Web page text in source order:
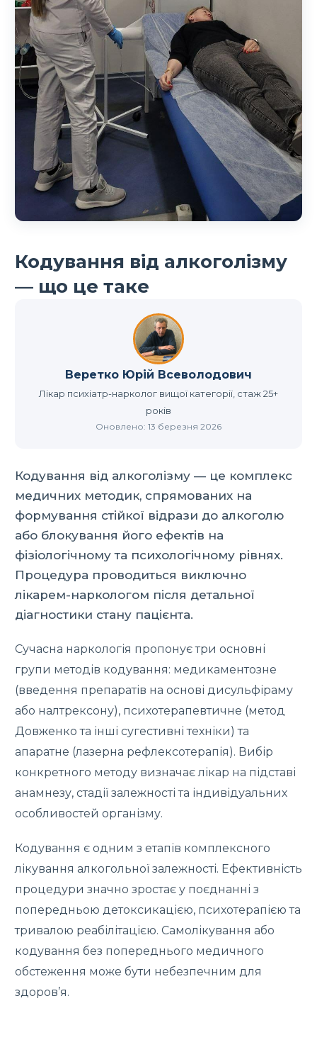
Кодування від алкоголізму
— що це таке
Веретко Юрій Всеволодович
Лікар психіатр-нарколог вищої категорії, стаж 25+
років
Оновлено: 13 березня 2026
Кодування від алкоголізму — це комплекс
медичних методик, спрямованих на
формування стійкої відрази до алкоголю
або блокування його ефектів на
фізіологічному та психологічному рівнях.
Процедура проводиться виключно
лікарем-наркологом після детальної
діагностики стану пацієнта.
Сучасна наркологія пропонує три основні
групи методів кодування: медикаментозне
(введення препаратів на основі дисульфіраму
або налтрексону), психотерапевтичне (метод
Довженко та інші сугестивні техніки) та
апаратне (лазерна рефлексотерапія). Вибір
конкретного методу визначає лікар на підставі
анамнезу, стадії залежності та індивідуальних
особливостей організму.
Кодування є одним з етапів комплексного
лікування алкогольної залежності. Ефективність
процедури значно зростає у поєднанні з
попередньою детоксикацією, психотерапією та
тривалою реабілітацією. Самолікування або
кодування без попереднього медичного
обстеження може бути небезпечним для
здоров’я.